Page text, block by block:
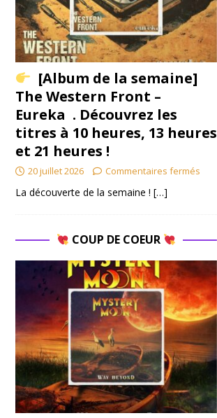
[Album de la semaine]
The Western Front –
Eureka . Découvrez les
titres à 10 heures, 13 heures
et 21 heures !
20 juillet 2026 Commentaires fermés
La découverte de la semaine ! […]
COUP DE COEUR